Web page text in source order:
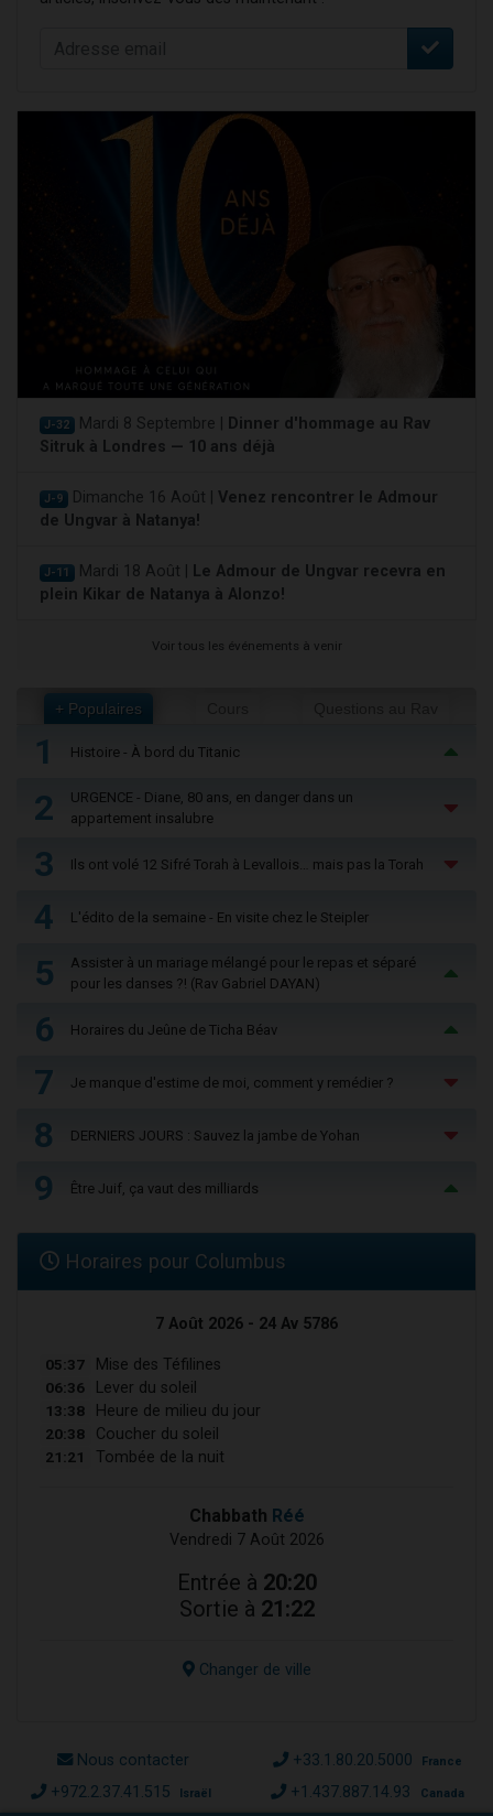
J-32 Mardi 8 Septembre |
Dinner d'hommage au Rav
Sitruk à Londres — 10 ans déjà
J-9 Dimanche 16 Août | Venez rencontrer le Admour
de Ungvar à Natanya!
J-11 Mardi 18 Août |
Le Admour de Ungvar recevra en
plein Kikar de Natanya à Alonzo!
Voir tous les événements à venir
+ Populaires
1 Histoire - À bord du Titanic
2
URGENCE - Diane, 80 ans, en danger dans un
appartement insalubre
3 Ils ont volé 12 Sifré Torah à Levallois… mais pas la Torah
4 L'édito de la semaine - En visite chez le Steipler
5
Assister à un mariage mélangé pour le repas et séparé
pour les danses ?! (Rav Gabriel DAYAN)
6 Horaires du Jeûne de Ticha Béav
7 Je manque d'estime de moi, comment y remédier ?
8 DERNIERS JOURS : Sauvez la jambe de Yohan
9 Être Juif, ça vaut des milliards
Horaires pour Columbus
7 Août 2026 - 24 Av 5786
05:37 Mise des Téfilines
06:36 Lever du soleil
13:38 Heure de milieu du jour
20:38 Coucher du soleil
21:21 Tombée de la nuit
Chabbath Réé
Vendredi 7 Août 2026
Entrée à 20:20
Sortie à 21:22
Changer de ville
Nous contacter +33.1.80.20.5000 France
+972.2.37.41.515 Israël +1.437.887.14.93 Canada